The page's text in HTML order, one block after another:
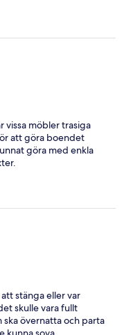
vissa möbler trasiga
att göra boendet
göra med enkla
stänga eller var
skulle vara fullt
övernatta och parta